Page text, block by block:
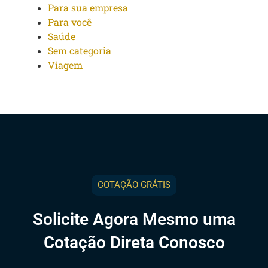
Para sua empresa
Para você
Saúde
Sem categoria
Viagem
COTAÇÃO GRÁTIS
Solicite Agora Mesmo uma
Cotação Direta Conosco